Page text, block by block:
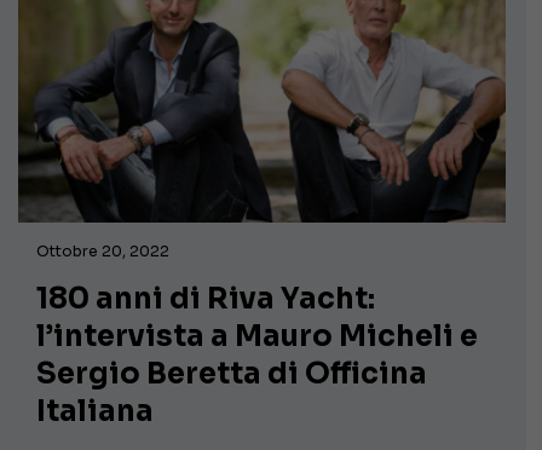
Ottobre 20, 2022
180 anni di Riva Yacht:
l’intervista a Mauro Micheli e
Sergio Beretta di Officina
Italiana